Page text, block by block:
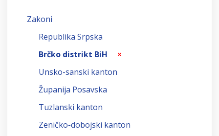
Zakoni
Republika Srpska
Brčko distrikt BiH
×
Unsko-sanski kanton
Županija Posavska
Tuzlanski kanton
Zeničko-dobojski kanton